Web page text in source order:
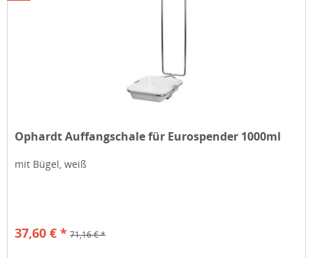
Ophardt Auffangschale für Eurospender 1000ml
mit Bügel, weiß
37,60 € * 71,16 € *